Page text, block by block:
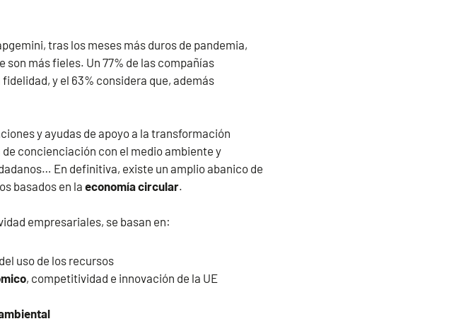
tras los meses más duros de pandemia,
más fieles. Un 77% de las compañías
y el 63% considera que, además
y ayudas de apoyo a la transformación
concienciación con el medio ambiente y
En definitiva, existe un amplio abanico de
basados en la economía circular.
empresariales, se basan en:
uso de los recursos
, competitividad e innovación de la UE